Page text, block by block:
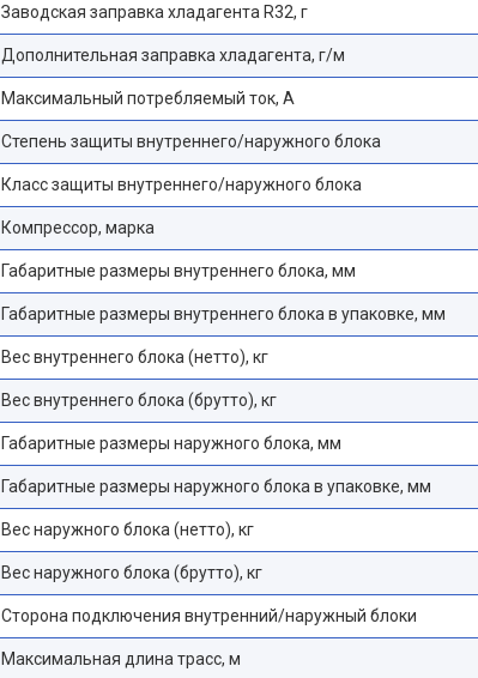
Заводская заправка хладагента R32, г
Дополнительная заправка хладагента, г/м
Максимальный потребляемый ток, А
Степень защиты внутреннего/наружного блока
Класс защиты внутреннего/наружного блока
Компрессор, марка
Габаритные размеры внутреннего блока, мм
Габаритные размеры внутреннего блока в упаковке, мм
Вес внутреннего блока (нетто), кг
Вес внутреннего блока (брутто), кг
Габаритные размеры наружного блока, мм
Габаритные размеры наружного блока в упаковке, мм
Вес наружного блока (нетто), кг
Вес наружного блока (брутто), кг
Сторона подключения внутренний/наружный блоки
Максимальная длина трасс, м